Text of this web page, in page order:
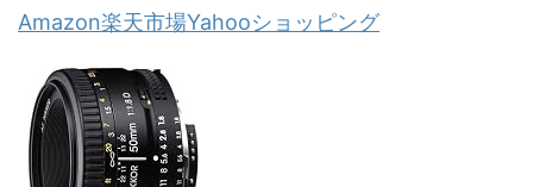
Amazon楽天市場Yahooショッピング